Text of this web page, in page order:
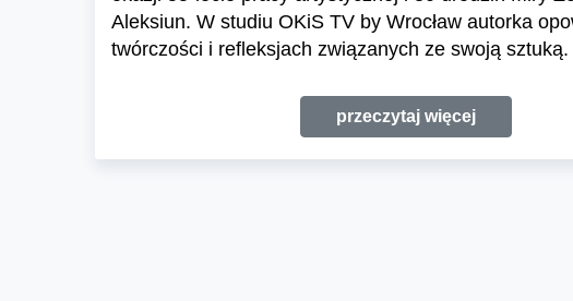
Aleksiun. W studiu OKiS TV by Wrocław autorka
twórczości i refleksjach związanych ze swoją sztuką.
przeczytaj więcej